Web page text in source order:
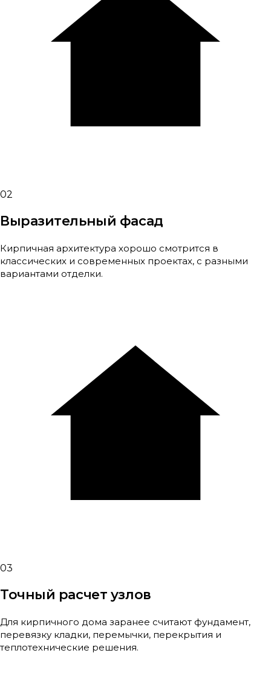
02
Выразительный фасад
Кирпичная архитектура хорошо смотрится в
классических и современных проектах, с разными
вариантами отделки.
03
Точный расчет узлов
Для кирпичного дома заранее считают фундамент,
перевязку кладки, перемычки, перекрытия и
теплотехнические решения.